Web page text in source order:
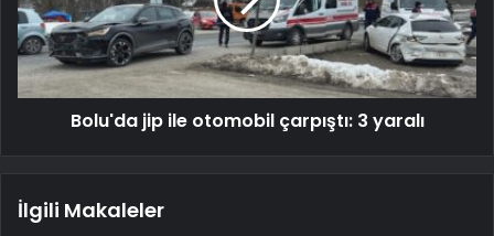
Bolu'da jip ile otomobil çarpıştı: 3 yaralı
İlgili Makaleler